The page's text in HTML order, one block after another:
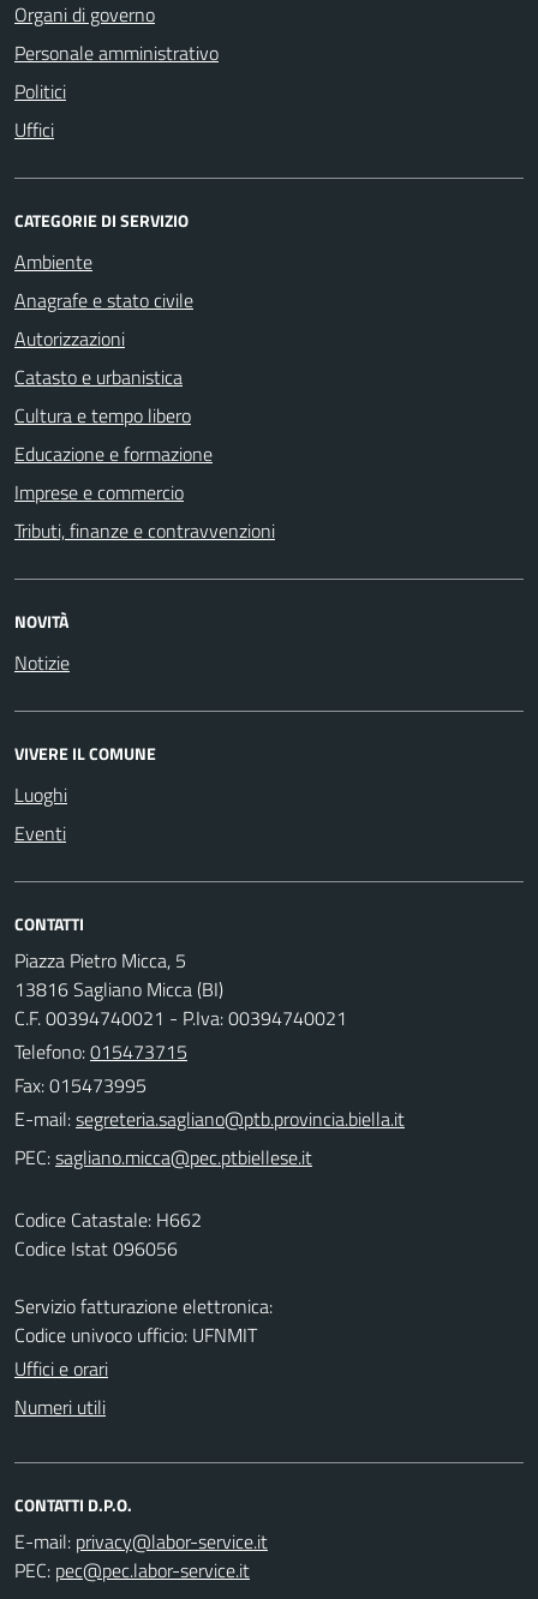
Organi di governo
Personale amministrativo
Politici
Uffici
CATEGORIE DI SERVIZIO
Ambiente
Anagrafe e stato civile
Autorizzazioni
Catasto e urbanistica
Cultura e tempo libero
Educazione e formazione
Imprese e commercio
Tributi, finanze e contravvenzioni
NOVITÀ
Notizie
VIVERE IL COMUNE
Luoghi
Eventi
CONTATTI
Piazza Pietro Micca, 5
13816 Sagliano Micca (BI)
C.F. 00394740021 - P.Iva: 00394740021
Telefono:015473715
Fax: 015473995
E-mail:
PEC:
Codice Catastale: H662
Codice Istat 096056
Servizio fatturazione elettronica:
Codice univoco ufficio: UFNMIT
Uffici e orari
Numeri utili
CONTATTI D.P.O.
E-mail:
PEC: